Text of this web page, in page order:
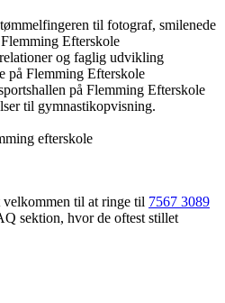
velkommen til at ringe til 7567 3089
sektion, hvor de oftest stillet